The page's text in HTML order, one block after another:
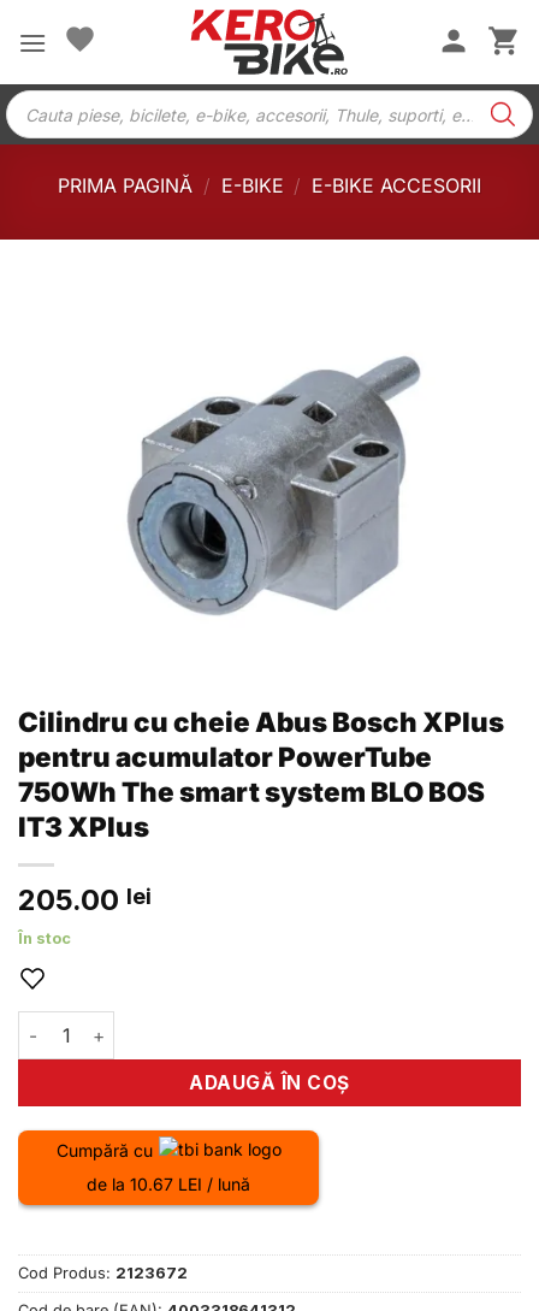
Products
search
PRIMA PAGINĂ / E-BIKE / E-BIKE ACCESORII
Cilindru cu cheie Abus Bosch XPlus
pentru acumulator PowerTube
750Wh The smart system BLO BOS
IT3 XPlus
205.00 lei
În stoc
Cantitate Cilindru cu cheie Abus Bosch XPlus pentru
ADAUGĂ ÎN COȘ
Cumpără cu
de la 10.67 LEI / lună
Cod Produs: 2123672